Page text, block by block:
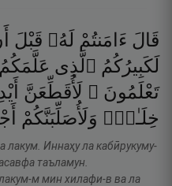
قَالَ ءَامَنتُمْ لَهُۥ قَبْلَ
لَكَبِيرُكُمُ ٱلَّذِى عَلَّمَكُمُ
تَعْلَمُونَ ۚ لَأُقَطِّعَنَّ
خِلَـٰفٍۢ وَلَأُصَلِّبَنَّكُمْ
лакум. Иннаҳу ла кабӣрукуму-
таъламун.
м мин хилафи-в ва ла